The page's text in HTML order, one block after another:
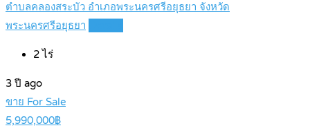
ตำบลคลองสระบัว อำเภอพระนครศรีอยุธยา จังหวัด
พระนครศรีอยุธยา
2ไร่
3 ปี ago
ขาย For Sale
5,990,000฿